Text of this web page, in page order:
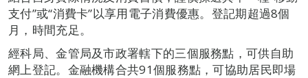
支付”或“消費卡”以享用電子消費優惠。登記期超過8個
月，時間充足。
經科局、金管局及市政署轄下的三個服務點，可供自助
網上登記。金融機構合共91個服務點，可協助居民即場